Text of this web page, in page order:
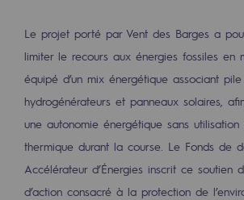
Concertations CH4, H2 et
Espace pédagogique
Espace
2050 : un monde
Objectif Hydrogène
Le projet porté par Vent des Barges a
limiter le recours aux énergies fossiles en
équipé d’un mix énergétique associant
hydrogénérateurs et panneaux solaires,
une autonomie énergétique sans
thermique durant la course. Le Fonds de
Accélérateur d’Énergies inscrit ce soutien
d’action consacré à la protection de